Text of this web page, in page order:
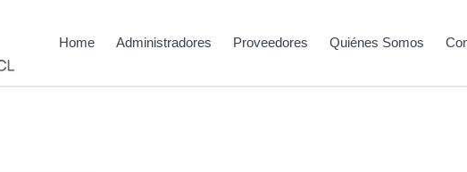
Home Administradores Proveedores Quiénes Somos